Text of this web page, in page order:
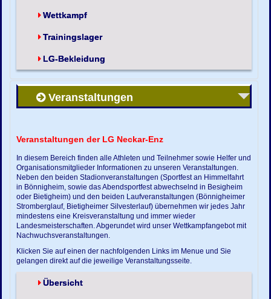
Wettkampf
Trainingslager
LG-Bekleidung
Veranstaltungen
Veranstaltungen der LG Neckar-Enz
In diesem Bereich finden alle Athleten und Teilnehmer sowie Helfer und
Organisationsmitglieder Informationen zu unseren Veranstaltungen.
Neben den beiden Stadionveranstaltungen (Sportfest an Himmelfahrt
in Bönnigheim, sowie das Abendsportfest abwechselnd in Besigheim
oder Bietigheim) und den beiden Laufveranstaltungen (Bönnigheimer
Stromberglauf, Bietigheimer Silvesterlauf) übernehmen wir jedes Jahr
mindestens eine Kreisveranstaltung und immer wieder
Landesmeisterschaften. Abgerundet wird unser Wettkampfangebot mit
Nachwuchsveranstaltungen.
Klicken Sie auf einen der nachfolgenden Links im Menue und Sie
gelangen direkt auf die jeweilige Veranstaltungsseite.
Übersicht